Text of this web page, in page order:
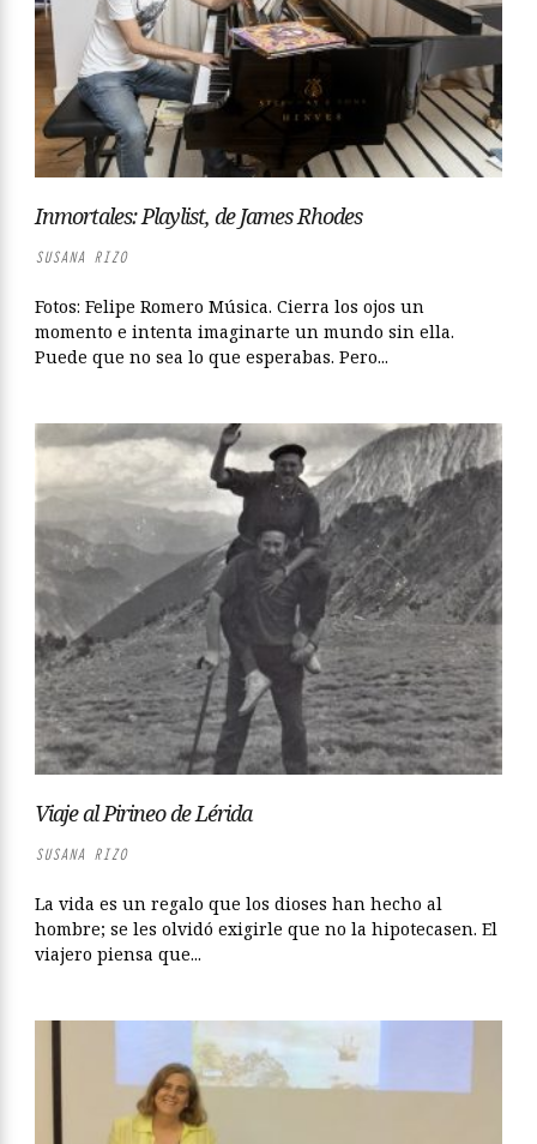
Inmortales: Playlist, de James Rhodes
SUSANA RIZO
Fotos: Felipe Romero Música. Cierra los ojos un
momento e intenta imaginarte un mundo sin ella.
Puede que no sea lo que esperabas. Pero...
Viaje al Pirineo de Lérida
SUSANA RIZO
La vida es un regalo que los dioses han hecho al
hombre; se les olvidó exigirle que no la hipotecasen. El
viajero piensa que...